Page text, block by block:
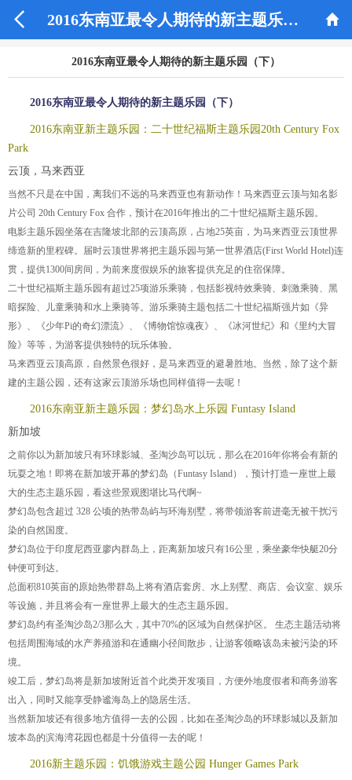
 2016东南亚最令人期待的新主题乐园（下） 
2016东南亚最令人期待的新主题乐园（下）
2016东南亚最令人期待的新主题乐园（下）
2016东南亚新主题乐园：二十世纪福斯主题乐园20th Century Fox
Park
云顶，马来西亚
当然不只是在中国，离我们不远的马来西亚也有新动作！马来西亚云顶与知名影
片公司 20th Century Fox 合作，预计在2016年推出的二十世纪福斯主题乐园。
电影主题乐园坐落在吉隆坡北部的云顶高原，占地25英亩，为马来西亚云顶世界
缔造新的里程碑。届时云顶世界将把主题乐园与第一世界酒店(First World Hotel)连
贯，提供1300间房间，为前来度假娱乐的旅客提供充足的住宿保障。
二十世纪福斯主题乐园有超过25项游乐乘骑，包括影视特效乘骑、刺激乘骑、黑
暗探险、儿童乘骑和水上乘骑等。游乐乘骑主题包括二十世纪福斯强片如《异
形》、《少年Pi的奇幻漂流》、《博物馆惊魂夜》、《冰河世纪》和《里约大冒
险》等等，为游客提供独特的玩乐体验。
马来西亚云顶高原，自然景色很好，是马来西亚的避暑胜地。当然，除了这个新
建的主题公园，还有这家云顶游乐场也同样值得一去呢！
2016东南亚新主题乐园：梦幻岛水上乐园 Funtasy Island
新加坡
之前你以为新加坡只有环球影城、圣淘沙岛可以玩，那么在2016年你将会有新的
玩耍之地！即将在新加坡开幕的梦幻岛（Funtasy Island），预计打造一座世上最
大的生态主题乐园，看这些景观图堪比马代啊~
梦幻岛包含超过 328 公顷的热带岛屿与环海别墅，将带领游客前进毫无被干扰污
染的自然国度。
梦幻岛位于印度尼西亚廖内群岛上，距离新加坡只有16公里，乘坐豪华快艇20分
钟便可到达。
总面积810英亩的原始热带群岛上将有酒店套房、水上别墅、商店、会议室、娱乐
等设施，并且将会有一座世界上最大的生态主题乐园。
梦幻岛约有圣淘沙岛2/3那么大，其中70%的区域为自然保护区。 生态主题活动将
包括周围海域的水产养殖游和在通幽小径间散步，让游客领略该岛未被污染的环
境。
竣工后，梦幻岛将是新加坡附近首个此类开发项目，方便外地度假者和商务游客
出入，同时又能享受静谧海岛上的隐居生活。
当然新加坡还有很多地方值得一去的公园，比如在圣淘沙岛的环球影城以及新加
坡本岛的滨海湾花园也都是十分值得一去的呢！
2016新主题乐园：饥饿游戏主题公园 Hunger Games Park